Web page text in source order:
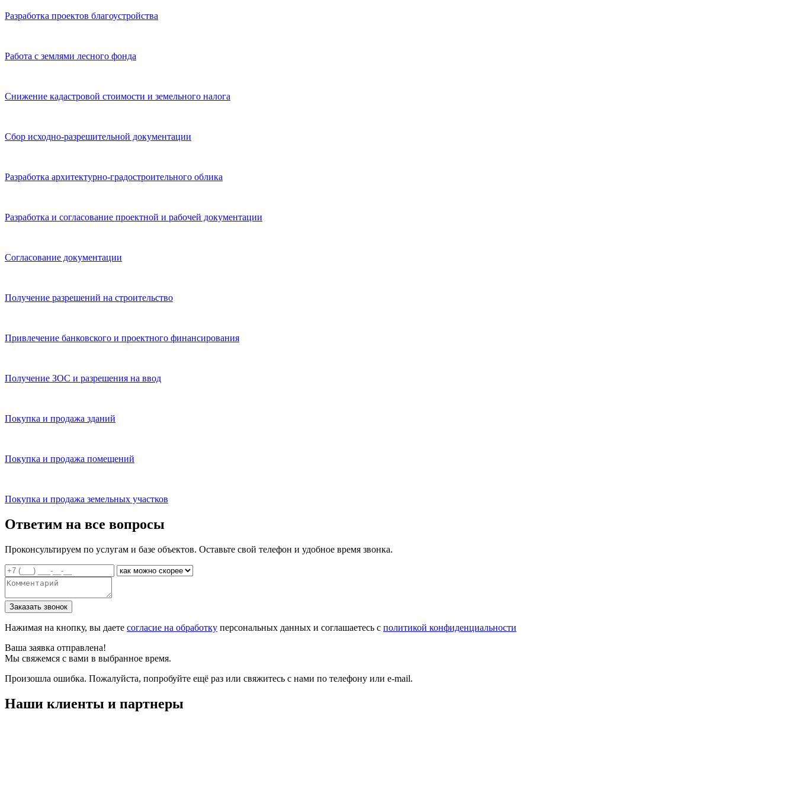
Разработка проектов благоустройства
Работа с землями лесного фонда
Снижение кадастровой стоимости и земельного налога
Сбор исходно-разрешительной документации
Разработка архитектурно-градостроительного облика
Разработка и согласование проектной и рабочей документации
Согласование документации
Получение разрешений на строительство
Привлечение банковского и проектного финансирования
Получение ЗОС и разрешения на ввод
Покупка и продажа зданий
Покупка и продажа помещений
Покупка и продажа земельных участков
Ответим на все вопросы
Проконсультируем по услугам и базе объектов. Оставьте свой телефон и удобное время звонка.
Заказать звонок
Нажимая на кнопку, вы даете согласие на обработку персональных данных и соглашаетесь c политикой конфиденциальности
Ваша заявка отправлена!
Мы свяжемся с вами в выбранное время.
Произошла ошибка. Пожалуйста, попробуйте ещё раз или свяжитесь с нами по телефону или e-mail.
Наши клиенты и партнеры